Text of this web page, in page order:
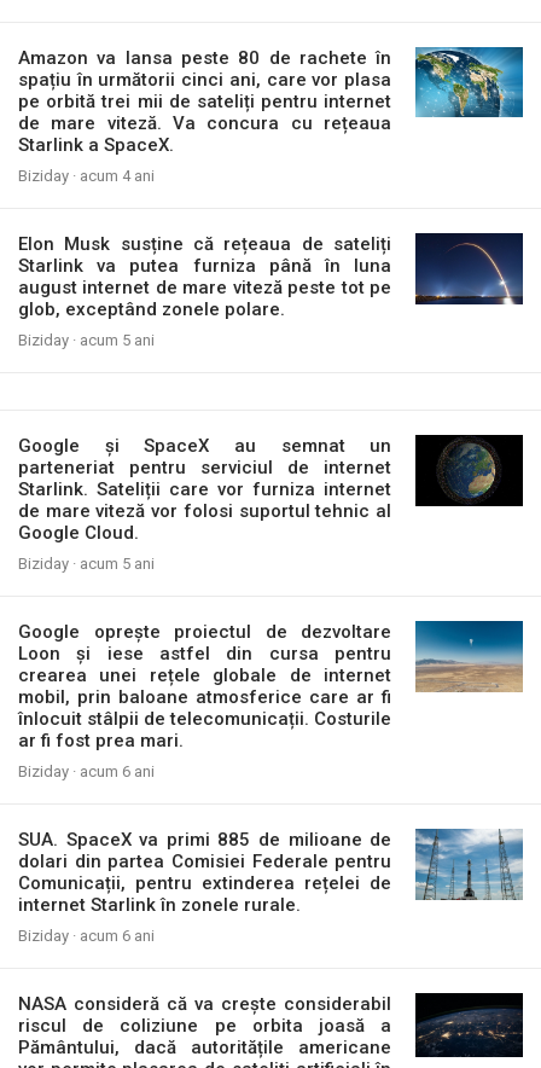
Amazon va lansa peste 80 de rachete în
spațiu în următorii cinci ani, care vor plasa
pe orbită trei mii de sateliți pentru internet
de mare viteză. Va concura cu rețeaua
Starlink a SpaceX.
Biziday · acum 4 ani
Elon Musk susține că rețeaua de sateliți
Starlink va putea furniza până în luna
august internet de mare viteză peste tot pe
glob, exceptând zonele polare.
Biziday · acum 5 ani
Google și SpaceX au semnat un
parteneriat pentru serviciul de internet
Starlink. Sateliții care vor furniza internet
de mare viteză vor folosi suportul tehnic al
Google Cloud.
Biziday · acum 5 ani
Google oprește proiectul de dezvoltare
Loon și iese astfel din cursa pentru
crearea unei rețele globale de internet
mobil, prin baloane atmosferice care ar fi
înlocuit stâlpii de telecomunicații. Costurile
ar fi fost prea mari.
Biziday · acum 6 ani
SUA. SpaceX va primi 885 de milioane de
dolari din partea Comisiei Federale pentru
Comunicații, pentru extinderea rețelei de
internet Starlink în zonele rurale.
Biziday · acum 6 ani
NASA consideră că va crește considerabil
riscul de coliziune pe orbita joasă a
Pământului, dacă autoritățile americane